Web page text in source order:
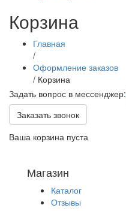
Корзина
Главная
/
Оформление заказов
/ Корзина
Задать вопрос в мессенджер:
Заказать звонок
Ваша корзина пуста
Магазин
Каталог
Отзывы